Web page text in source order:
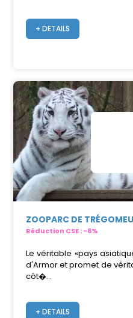
+ DETAILS
ZOOPARC DE
Réduction CSE : -6%
Le véritable «pays
d'Armor et promet de
côt�...
+ DETAILS